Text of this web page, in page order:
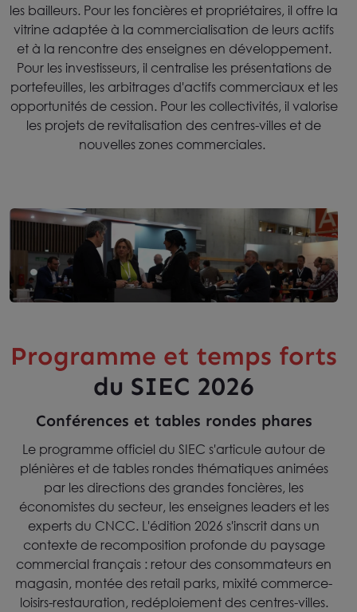
les bailleurs. Pour les foncières et propriétaires, il offre la
vitrine adaptée à la commercialisation de leurs actifs
et à la rencontre des enseignes en développement.
Pour les investisseurs, il centralise les présentations de
portefeuilles, les arbitrages d'actifs commerciaux et les
opportunités de cession. Pour les collectivités, il valorise
les projets de revitalisation des centres-villes et de
nouvelles zones commerciales.
Programme et temps forts
du SIEC 2026
Conférences et tables rondes phares
Le programme officiel du SIEC s'articule autour de
plénières et de tables rondes thématiques animées
par les directions des grandes foncières, les
économistes du secteur, les enseignes leaders et les
experts du CNCC. L'édition 2026 s'inscrit dans un
contexte de recomposition profonde du paysage
commercial français : retour des consommateurs en
magasin, montée des retail parks, mixité commerce-
loisirs-restauration, redéploiement des centres-villes.